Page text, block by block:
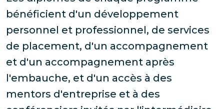
bénéficient d'un développement
personnel et professionnel, de services
de placement, d'un accompagnement
et d'un accompagnement après
l'embauche, et d'un accès à des
mentors d'entreprise et à des